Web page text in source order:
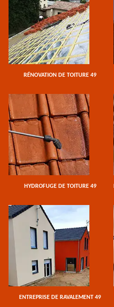
RÉNOVATION DE TOITURE 49
HYDROFUGE DE TOITURE 49
ENTREPRISE DE RAVALEMENT 49